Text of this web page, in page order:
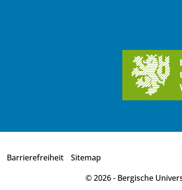
Barrierefreiheit
Sitemap
© 2026 - Bergische